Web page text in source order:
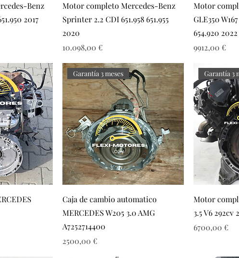
Benz
2017
Motor completo Mercedes-Benz
Sprinter 2.2 CDI 651.958 651.955
2020
Precio
10.098,00 €
Motor
GLE350
654.920 2022
Precio
9912,00 €
Garantía 3 meses
Caja de cambio automatico
MERCEDES W205 3.0 AMG
A7252714400
Precio
2500,00 €
Garantía 3
Motor
3.5 V6 292cv
Precio
6700,00 €